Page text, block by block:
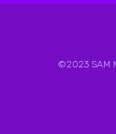
©2023 SAM